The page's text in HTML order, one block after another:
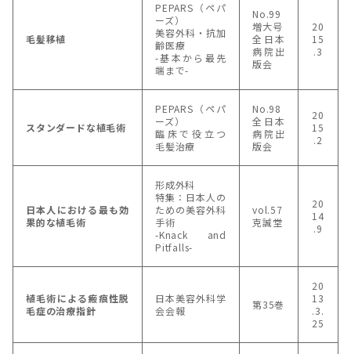
毛髪移植
PEPARS（ペパ
ーズ）
美容外科・抗加
齢医療
-基本から最先
端まで-
No.99
増大号
全日本
病院出
版会
20
15
.3
スタンダードな植毛術
PEPARS（ペパ
ーズ）
臨床で役立つ
毛髪治療
No.98
全日本
病院出
版会
20
15
.2
日本人における最も効
果的な植毛術
形成外科
特集：日本人の
ための美容外科
手術
-Knack and
Pitfalls-
vol.57
克誠堂
20
14
.9
植毛術による瘢痕性脱
毛症の治療指針
日本美容外科学
会会報
第35巻
20
13
.3.
25